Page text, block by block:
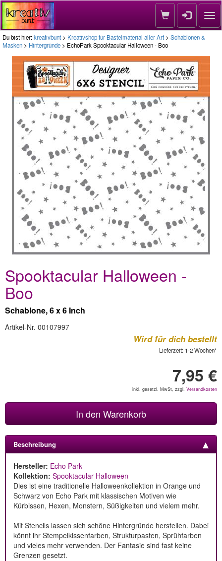
Du bist hier:kreativbunt > Kreativshop für Bastelmaterial aller Art > Schablonen &
Masken > Hintergründe > EchoPark Spooktacular Halloween - Boo
Spooktacular Halloween -
Boo
Schablone, 6 x 6 Inch
Artikel-Nr. 00107997
Wird für dich bestellt
Lieferzeit: 1-2 Wochen*
7,95 €
inkl. gesetzl. MwSt, zzgl. Versandkosten
In den Warenkorb
Beschreibung
Hersteller: Echo Park
Kollektion: Spooktacular Halloween
Dies ist eine traditionelle Halloweenkollektion in Orange und
Schwarz von Echo Park mit klassischen Motiven wie
Kürbissen, Hexen, Monstern, Süßigkeiten und vielem mehr.
Mit Stencils lassen sich schöne Hintergründe herstellen. Dabei
könnt ihr Stempelkissenfarben, Strukturpasten, Sprühfarben
und vieles mehr verwenden. Der Fantasie sind fast keine
Grenzen gesetzt.